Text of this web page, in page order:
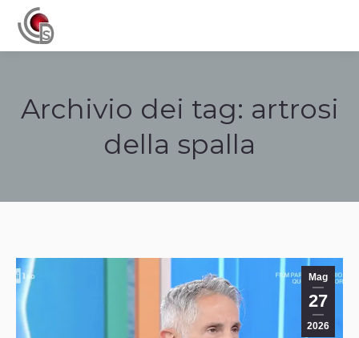
Archivio dei tag: artrosi
della spalla
Mag
27
2026